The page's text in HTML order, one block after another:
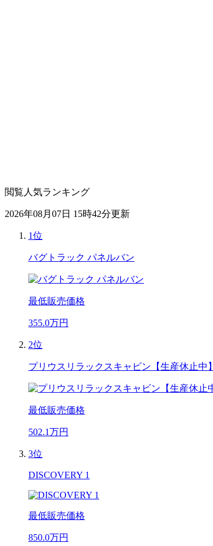
閲覧人気ランキング
2026年08月07日 15時42分更新
1位
バグトラック パネルバン
最低販売価格
355.0万円
2位
プリウスリラックスキャビン【生産休止中】
最低販売価格
502.1万円
3位
DISCOVERY 1
最低販売価格
850.0万円